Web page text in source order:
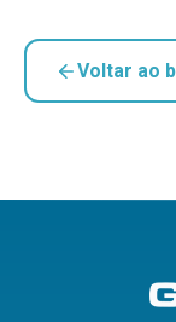
Voltar ao